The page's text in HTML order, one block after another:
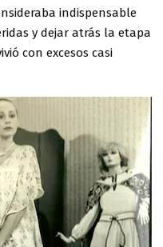
indispensable
y dejar atrás la etapa
con excesos casi